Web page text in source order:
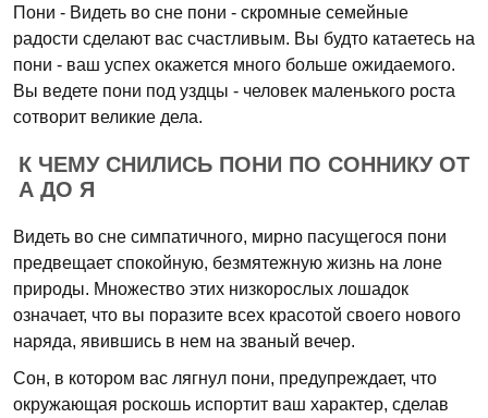
Пони - Видеть во сне пони - скромные семейные
радости сделают вас счастливым. Вы будто катаетесь на
пони - ваш успех окажется много больше ожидаемого.
Вы ведете пони под уздцы - человек маленького роста
сотворит великие дела.
К ЧЕМУ СНИЛИСЬ ПОНИ ПО СОННИКУ ОТ
А ДО Я
Видеть во сне симпатичного, мирно пасущегося пони
предвещает спокойную, безмятежную жизнь на лоне
природы. Множество этих низкорослых лошадок
означает, что вы поразите всех красотой своего нового
наряда, явившись в нем на званый вечер.
Сон, в котором вас лягнул пони, предупреждает, что
окружающая роскошь испортит ваш характер, сделав